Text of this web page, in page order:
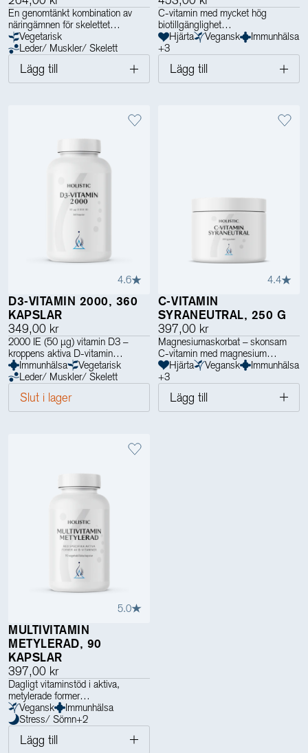
En genomtänkt kombination av
näringämnen för skelettet
Vegetarisk
Leder/ Muskler/ Skelett
Lägg till
C-vitamin med mycket hög
biotillgänglighet
Hjärta
Vegansk
Immunhälsa
+3
Lägg till
4.6
D3-VITAMIN 2000, 360
KAPSLAR
349,00 kr
2000 IE (50 µg) vitamin D3 –
kroppens aktiva D-vitamin
Immunhälsa
Vegetarisk
Leder/ Muskler/ Skelett
Slut i lager
4.4
C-VITAMIN
SYRANEUTRAL, 250 G
397,00 kr
Magnesiumaskorbat – skonsam
C-vitamin med magnesium
Hjärta
Vegansk
Immunhälsa
+3
Lägg till
5.0
MULTIVITAMIN
METYLERAD, 90
KAPSLAR
397,00 kr
Dagligt vitaminstöd i aktiva,
metylerade former
Vegansk
Immunhälsa
Stress/ Sömn+2
Lägg till